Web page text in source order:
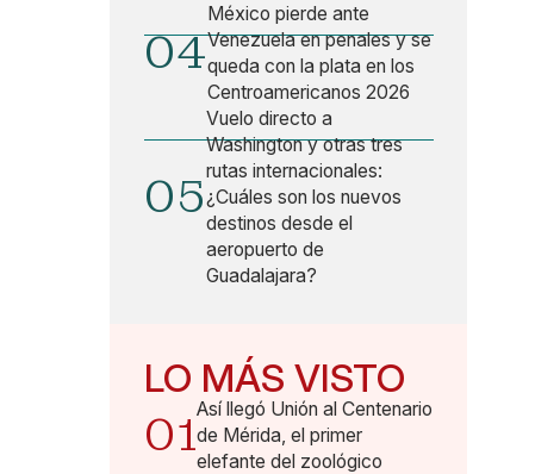
04
México pierde ante
Venezuela en penales y se
queda con la plata en los
Centroamericanos 2026
05
Vuelo directo a
Washington y otras tres
rutas internacionales:
¿Cuáles son los nuevos
destinos desde el
aeropuerto de
Guadalajara?
LO MÁS VISTO
01Así llegó Unión al Centenario
de Mérida, el primer
elefante del zoológico